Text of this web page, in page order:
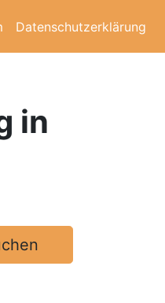
Datenschutzerklärung
in